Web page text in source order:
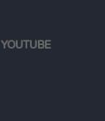
YOUTUBE